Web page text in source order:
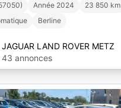
Année 2024 23 850 km
Berline
JAGUAR LAND ROVER METZ
43 annonces